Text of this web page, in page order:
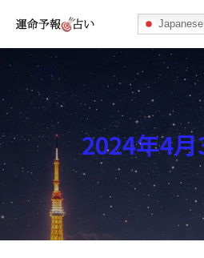
Japanese
運命予報占い
運命予報占いとは
あなたの所属部屋を探そう！
最恐の相性占い
秘伝公開！吉凶カレンダー
2024年4